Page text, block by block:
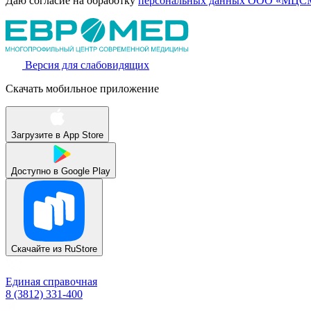
Версия для слабовидящих
Скачать мобильное приложение
Загрузите в App Store
Доступно в Google Play
Скачайте из RuStore
Единая справочная
8 (3812) 331-400